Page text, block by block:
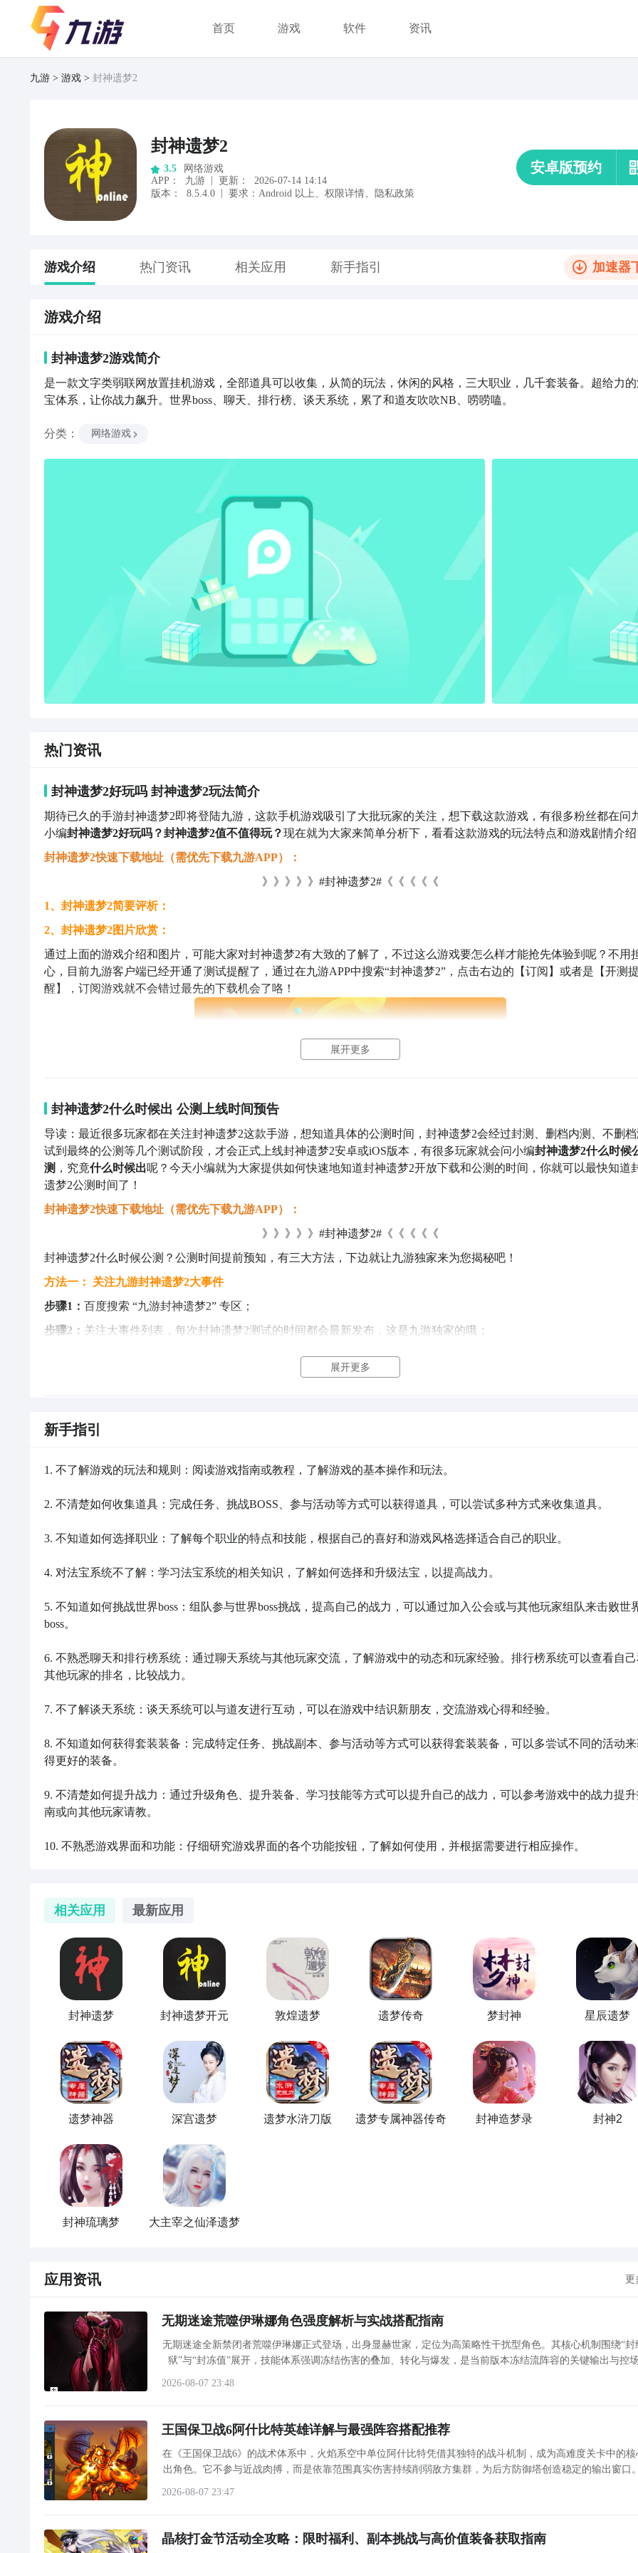
首页 游戏 软件 资讯
九游 游戏 封神遗梦2
封神遗梦2
3.5
网络游戏
APP ： 九游 更新：
2026-07-14 14:14
版本：
8.5.4.0 要求： Android 以上、 权限详情、 隐私政策
安卓版预约
游戏介绍 热门资讯 相关应用 新手指引 加速器
游戏介绍
封神遗梦2游戏简介
是一款文字类弱联网放置挂机游戏，全部道具可以收集，从简的玩法，休闲的风格，三大职业，几千套装备。超给力
宝体系，让你战力飙升。世界boss、聊天、排行榜、谈天系统，累了和道友吹吹NB、唠唠嗑。
分类 ： 网络游戏
热门资讯
封神遗梦2好玩吗 封神遗梦2玩法简介
期待已久的手游封神遗梦2即将登陆九游，这款手机游戏吸引了大批玩家的关注，想下载这款游戏，有很多粉丝都在问
小编封神遗梦2好玩吗？封神遗梦2值不值得玩？现在就为大家来简单分析下，看看这款游戏的玩法特点和游戏剧情介绍
封神遗梦2快速下载地址（需优先下载九游APP）：
》》》》》#封神遗梦2#《《《《《
1、封神遗梦2简要评析：
2、封神遗梦2图片欣赏：
通过上面的游戏介绍和图片，可能大家对封神遗梦2有大致的了解了，不过这么游戏要怎么样才能抢先体验到呢？不用
心，目前九游客户端已经开通了测试提醒了，通过在九游APP中搜索“封神遗梦2”，点击右边的【订阅】或者是【开测提
醒】，订阅游戏就不会错过最先的下载机会了咯！
刷好游 上九游
全球好游抢先下 福利礼包免费领 官方直播陪你玩
展开更多
封神遗梦2什么时候出 公测上线时间预告
导读：最近很多玩家都在关注封神遗梦2这款手游，想知道具体的公测时间，封神遗梦2会经过封测、删档内测、不删档
试到最终的公测等几个测试阶段，才会正式上线封神遗梦2安卓或iOS版本，有很多玩家就会问小编封神遗梦2什么时候
测 ，究竟什么时候出呢？今天小编就为大家提供如何快速地知道封神遗梦2开放下载和公测的时间，你就可以最快知道
遗梦2公测时间了！
封神遗梦2快速下载地址（需优先下载九游APP）：
》》》》》#封神遗梦2#《《《《《
封神遗梦2什么时候公测？公测 时间提前预知，有三大方法，下边就让九游独家来为您揭秘吧！
方法一： 关注九游封神遗梦2大事件
步骤1： 百度搜索 “九游封神遗梦2” 专区 ；
步骤2： 关注大事件列表，每次封神遗梦2测试的时间都会最新发布，这是九游独家的哦；
步骤2：进入APP搜索“封神遗梦2”，订阅后可及时接受活动,礼包,开测和开放下载的提醒；
九游APP
立即下载
方法三： 查看九游开测表
步骤1：在九游开测表中玩家们可以看到当天所有进行开测的手机游戏，以及最近十天即将进行测试的游戏，有具体的
时间以及测试阶段介绍，玩家们可以在这里查找封神遗梦2的相关公测时间信息!
步骤2：访问地址>>>
手游开测表地址
好了，封神遗梦2公测时间的关注方法就讲到这里，各位玩家是否都已经掌握好以上三种技巧了呢，随时随地关注封神
2什么时候开测，什么时候开放下载，什么时候公测等信息，还有一个办法就是留意九游封神遗梦2专区的每日更新，欢
大家积极参与讨论和提问题，我们会第一时间为您解答。
展开更多
封神遗梦2官网在哪下载 最新官方下载安装地址
息，你才能在最快的时间内容体验到，封神遗梦2怎么下载呢？在哪里可以免费下载？下面九游小编为你带来两招，轻
封神遗梦2快速下载地址（需优先下载九游APP）：
》》》》》#封神遗梦2#《《《《《
1 九游封神遗梦2专区
点击进入九游门户
在九游客户端搜索栏中输入封神遗梦2进行搜索，点击进入到游戏专区中，如图所示：如图所示，这样你就不用四处寻
戏下载包，简简单单的两步你就可以安装了，同时​还有大量的安卓手机游戏攻略。
九游APP下载
【高速下载】
好了，小编为大家大家提供了这两种教程是下载封神遗梦2最为直接方法哦，不知道大家有没有清楚的知道呢？想要了
多精彩内容，不妨多多关注九游封神遗梦2
新手指引
1. 不了解游戏的玩法和规则：阅读游戏指南或教程，了解游戏的基本操作和玩法。
2. 不清楚如何收集道具：完成任务、挑战BOSS、参与活动等方式可以获得道具，可以尝试多种方式来收集道具。
3. 不知道如何选择职业：了解每个职业的特点和技能，根据自己的喜好和游戏风格选择适合自己的职业。
4. 对法宝系统不了解：学习法宝系统的相关知识，了解如何选择和升级法宝，以提高战力。
5. 不知道如何挑战世界boss：组队参与世界boss挑战，提高自己的战力，可以通过加入公会或与其他玩家组队来击败世
boss。
6. 不熟悉聊天和排行榜系统：通过聊天系统与其他玩家交流，了解游戏中的动态和玩家经验。排行榜系统可以查看自己
其他玩家的排名，比较战力。
7. 不了解谈天系统：谈天系统可以与道友进行互动，可以在游戏中结识新朋友，交流游戏心得和经验。
8. 不知道如何获得套装装备：完成特定任务、挑战副本、参与活动等方式可以获得套装装备，可以多尝试不同的活动
得更好的装备。
9. 不清楚如何提升战力：通过升级角色、提升装备、学习技能等方式可以提升自己的战力，可以参考游戏中的战力提
南或向其他玩家请教。
10. 不熟悉游戏界面和功能：仔细研究游戏界面的各个功能按钮，了解如何使用，并根据需要进行相应操作。
相关应用 最新应用
封神遗梦 封神遗梦开元 敦煌遗梦 遗梦传奇 梦封神 星辰遗梦
遗梦神器 深宫遗梦 遗梦水浒刀版 遗梦专属神器传奇 封神造梦录 封神2
封神琉璃梦 大主宰之仙泽遗梦
应用资讯 更
无期迷途荒噬伊琳娜角色强度解析与实战搭配指南
无期迷途全新禁闭者荒噬伊琳娜正式登场，出身显赫世家，定位为高策略性干扰型角色。其核心机制围绕“封
狱”与“封冻值”展开，技能体系强调冻结伤害的叠加、转化与爆发，是当前版本冻结流阵容的关键输出与控
2026-08-07 23:48
王国保卫战6阿什比特英雄详解与最强阵容搭配推荐
在《王国保卫战6》的战术体系中，火焰系空中单位阿什比特凭借其独特的战斗机制，成为高难度关卡中的核
出角色。它不参与近战肉搏，而是依靠范围真实伤害持续削弱敌方集群，为后方防御塔创造稳定的输出窗口。
2026-08-07 23:47
晶核打金节活动全攻略：限时福利、副本挑战与高价值装备获取指南